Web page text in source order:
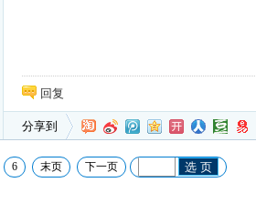
回复
分享到
6 末页 下一页 选 页